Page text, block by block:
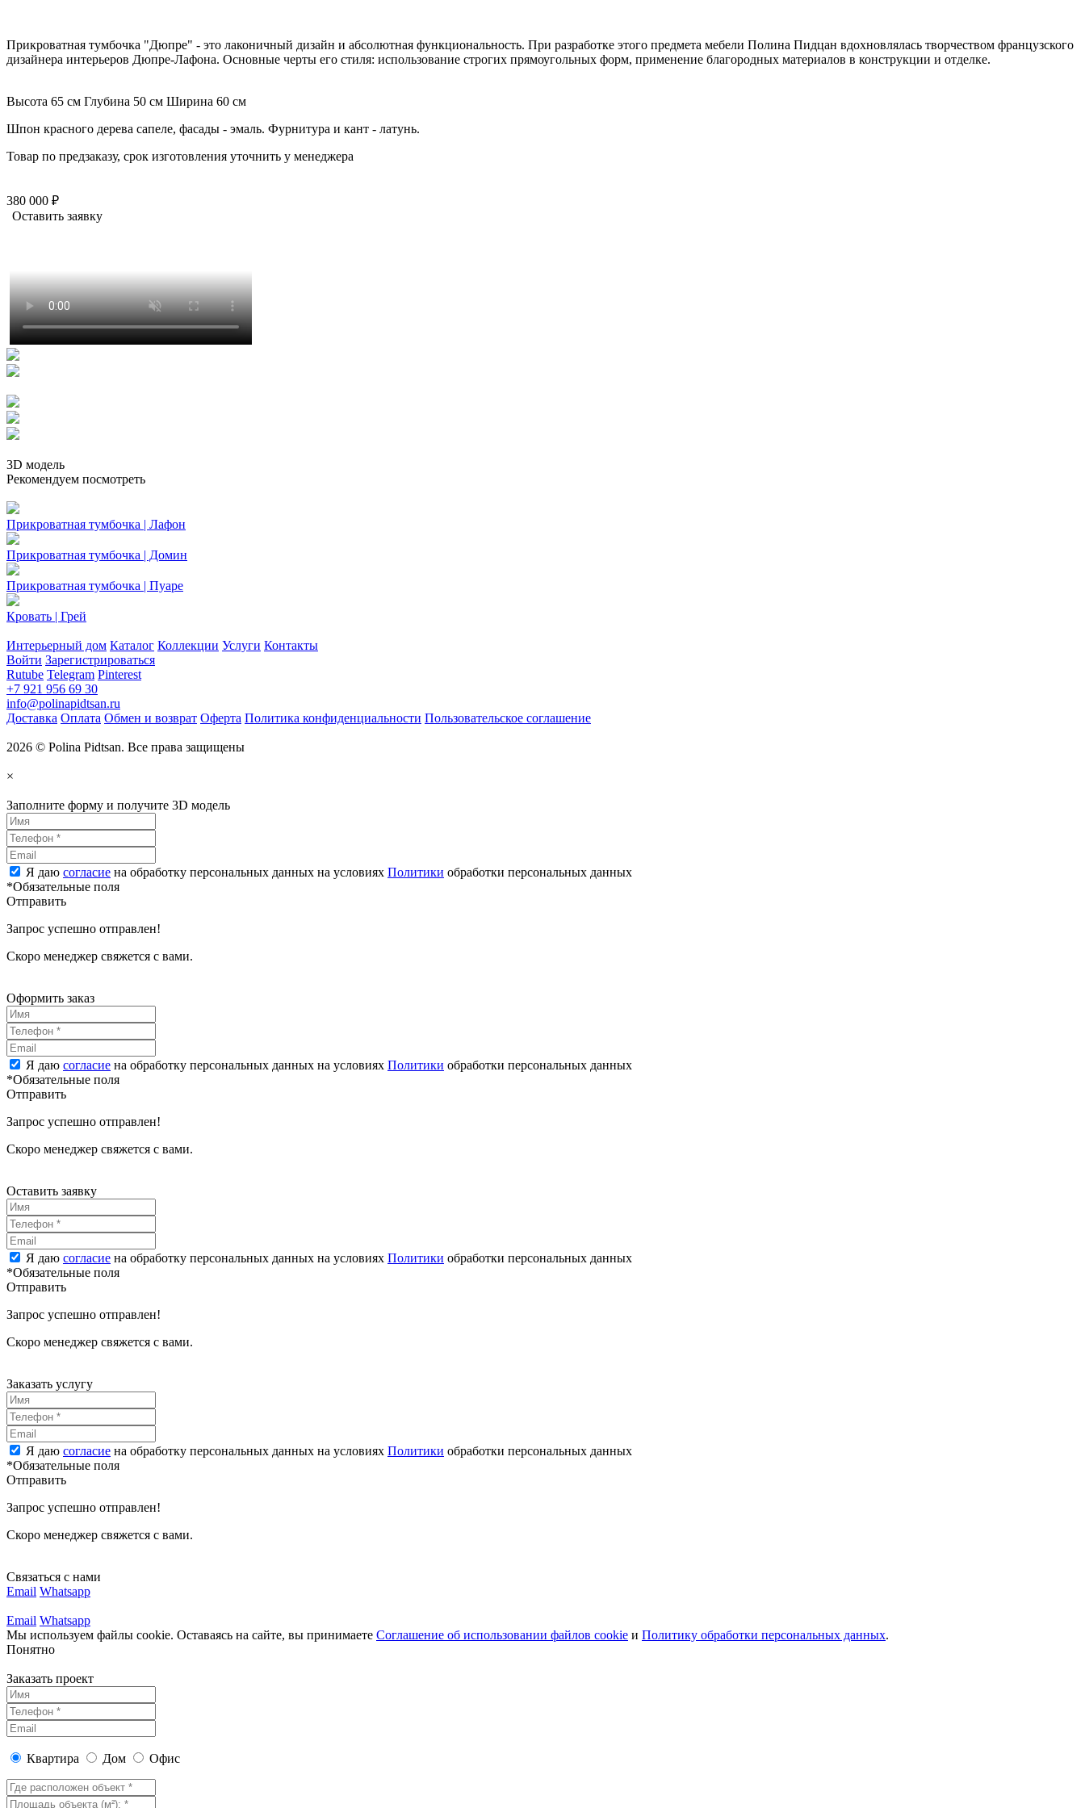
Прикроватная тумбочка "Дюпре" - это лаконичный дизайн и абсолютная функциональность. При разработке этого предмета мебели Полина Пидцан вдохновлялась творчеством французского
дизайнера интерьеров Дюпре-Лафона. Основные черты его стиля: использование строгих прямоугольных форм, применение благородных материалов в конструкции и отделке.
Высота 65 см Глубина 50 см Ширина 60 см
Шпон красного дерева сапеле, фасады - эмаль. Фурнитура и кант - латунь.
Товар по предзаказу, срок изготовления уточнить у менеджера
380 000 ₽
Оставить заявку
3D модель
Рекомендуем посмотреть
Прикроватная тумбочка | Лафон
Прикроватная тумбочка | Домин
Прикроватная тумбочка | Пуаре
Кровать | Грей
Интерьерный дом Каталог Коллекции Услуги Контакты
Войти Зарегистрироваться
Rutube Telegram Pinterest
+7 921 956 69 30
info@polinapidtsan.ru
Доставка Оплата Обмен и возврат Оферта Политика конфиденциальности Пользовательское соглашение
2026 © Polina Pidtsan. Все права защищены
×
Заполните форму и получите 3D модель
Я даю согласие на обработку персональных данных на условиях Политики обработки персональных данных
*Обязательные поля
Отправить
Запрос успешно отправлен!
Скоро менеджер свяжется с вами.
Оформить заказ
Я даю согласие на обработку персональных данных на условиях Политики обработки персональных данных
*Обязательные поля
Отправить
Запрос успешно отправлен!
Скоро менеджер свяжется с вами.
Оставить заявку
Я даю согласие на обработку персональных данных на условиях Политики обработки персональных данных
*Обязательные поля
Отправить
Запрос успешно отправлен!
Скоро менеджер свяжется с вами.
Заказать услугу
Я даю согласие на обработку персональных данных на условиях Политики обработки персональных данных
*Обязательные поля
Отправить
Запрос успешно отправлен!
Скоро менеджер свяжется с вами.
Связаться с нами
Email Whatsapp
Email Whatsapp
Мы используем файлы cookie. Оставаясь на сайте, вы принимаете Соглашение об использовании файлов cookie и Политику обработки персональных данных.
Понятно
Заказать проект
Квартира Дом Офис